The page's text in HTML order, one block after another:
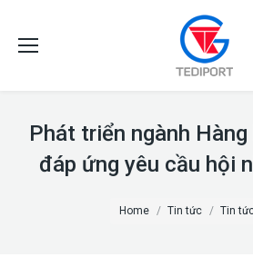
Phát triển ngành
đáp ứng yêu cầu hội
Home Tin tức Tin